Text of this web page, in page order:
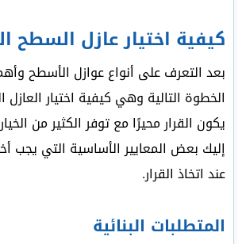
كيفية اختيار عازل السطح
بعد التعرف على أنواع عوازل الأسطح
الخطوة التالية وهي كيفية اختيار
يكون القرار محيرًا مع توفر الكثير من
إليك بعض المعايير الأساسية التي يجب
عند اتخاذ القرار.
المتطلبات البنائية